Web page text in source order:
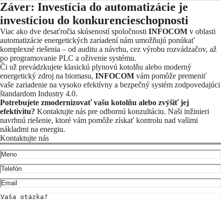
Záver: Investícia do automatizácie je
investíciou do konkurencieschopnosti
Viac ako dve desaťročia skúseností spoločnosti INFOCOM v oblasti
automatizácie energetických zariadení nám umožňujú ponúkať
komplexné riešenia – od auditu a návrhu, cez výrobu rozvádzačov, až
po programovanie PLC a oživenie systému.
Či už prevádzkujete klasickú plynovú kotolňu alebo moderný
energetický zdroj na biomasu, INFOCOM vám pomôže premeniť
vaše zariadenie na vysoko efektívny a bezpečný systém zodpovedajúci
štandardom Industry 4.0.
Potrebujete zmodernizovať vašu kotolňu alebo zvýšiť jej
efektivitu? Kontaktujte nás pre odbornú konzultáciu. Naši inžinieri
navrhnú riešenie, ktoré vám pomôže získať kontrolu nad vašimi
nákladmi na energiu.
Kontaktujte nás